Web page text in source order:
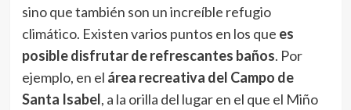
sino que también son un increíble refugio
climático. Existen varios puntos en los que es
posible disfrutar de refrescantes baños. Por
ejemplo, en el área recreativa del Campo de
Santa Isabel, a la orilla del lugar en el que el Miño